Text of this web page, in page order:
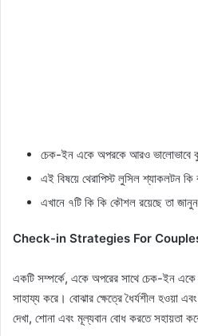
চেক-ইন একে অপরকে আরও ভালোভাবে
এই বিষয়ে থেরাপিস্ট লুসিল শ্যাকলটন
এখানে ৭টি কি কি কৌশল রয়েছে তা জানুন
Check-in Strategies For
একটি সম্পর্কে, একে অপরের সাথে চেক-ইন
সাহায্য করে। বোঝার ক্ষেত্রে ধৈর্যশীল হওয়া এবং
দেখা, শোনা এবং মূল্যবান বোধ করতে সহায়তা